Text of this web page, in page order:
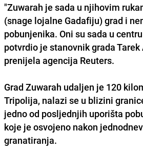
"Zuwarah je sada u njihovim
(snage lojalne Gadafiju) grad i
pobunjenika. Oni su sada u
potvrdio je stanovnik grada Tarek
prenijela agencija Reuters.
Grad Zuwarah udaljen je 120
Tripolija, nalazi se u blizini
jedno od posljednjih uporišta
koje je osvojeno nakon
granatiranja.